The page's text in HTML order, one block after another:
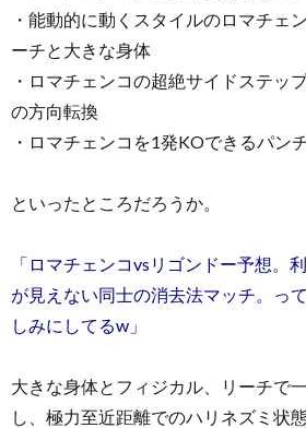
・能動的に動くスタイルのロマチェ
ーチと大きな身体
・ロマチェンコの超絶サイドステッ
の方向転換
・ロマチェンコを1発KOできるパン
といったところだろうか。
「ロマチェンコvsリゴンドー予想。
が見えない同士の消去法マッチ。っ
しみにしてるw」
大きな身体とフィジカル、リーチで
し、極力至近距離でのハリネズミ状